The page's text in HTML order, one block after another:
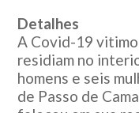
Detalhes
A Covid-19
residiam no
homens e seis
de Passo de